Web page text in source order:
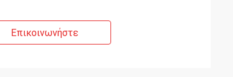
Επικοινωνήστε